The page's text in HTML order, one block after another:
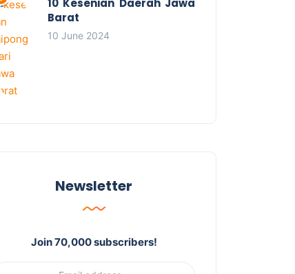
10 Kesenian Daerah Jawa
Barat
10 June 2024
Newsletter
Join 70,000 subscribers!